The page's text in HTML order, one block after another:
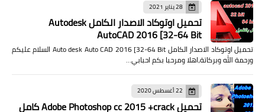
28 يناير 2021
تحميل اوتوكاد الاصدار الكامل Autodesk
AutoCAD 2016 [32-64 Bit
تحميل اوتوكاد الاصدار الكامل Auto desk Auto CAD 2016 [32-64 Bit السلام عليكم
ورحمة الله وبركاتة،اهلا ومرحبا بكم احبابي…
22 أغسطس 2020
تحميل Adobe Photoshop cc 2015 +crack كامل